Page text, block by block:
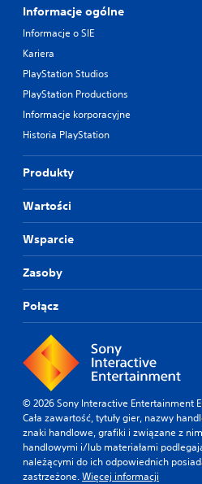
Informacje ogólne
Informacje o SIE
Kariera
PlayStation Studios
PlayStation Productions
Informacje korporacyjne
Historia PlayStation
Produkty
Wartości
Wsparcie
Zasoby
Połącz
© 2026 Sony Interactive Entertainment
Cała zawartość, tytuły gier, nazwy
znaki handlowe, grafiki i związane z
handlowymi i/lub materiałami
należącymi do ich odpowiednich
zastrzeżone.Więcej informacji